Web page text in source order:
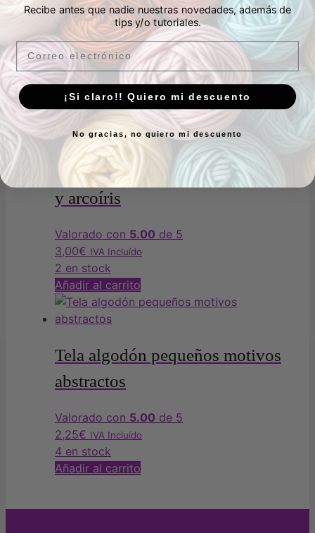
Algodón rustico corazones de
Katia
3,00€ IVA Incluído
3 en stock
Añadir al carrito
Tela popelín algodón unicornios
y arcoíris
Valorado con 5.00 de 5
3,00€ IVA Incluído
2 en stock
Añadir al carrito
Tela algodón pequeños motivos
abstractos
Valorado con 5.00 de 5
2,25€ IVA Incluído
4 en stock
Añadir al carrito
Recibe antes que nadie nuestras novedades, además de
tips y/o tutoriales.
Email
¡Si claro!! Quiero mi descuento
No gracias, no quiero mi descuento